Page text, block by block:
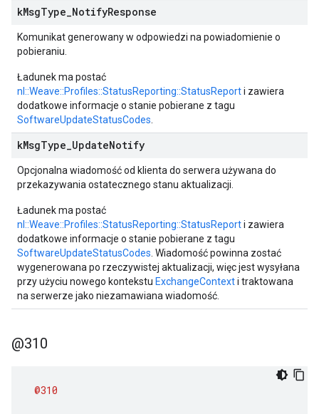
kMsgType NotifyResponse
Komunikat generowany w odpowiedzi na powiadomienie o
pobieraniu.
Ładunek ma postać
nl::Weave::Profiles::StatusReporting::StatusReporti zawiera
dodatkowe informacje o stanie pobierane z tagu
SoftwareUpdateStatusCodes
kMsgType UpdateNotify
Opcjonalna wiadomość od klienta do serwera używana do
przekazywania ostatecznego stanu aktualizacji.
Ładunek ma postać
nl::Weave::Profiles::StatusReporting::StatusReporti zawiera
dodatkowe informacje o stanie pobierane z tagu
SoftwareUpdateStatusCodes . Wiadomość powinna zostać
wygenerowana po rzeczywistej aktualizacji, więc jest wysyłana
przy użyciu nowego kontekstu ExchangeContexti traktowana
na serwerze jako niezamawiana wiadomość.
@310
@310